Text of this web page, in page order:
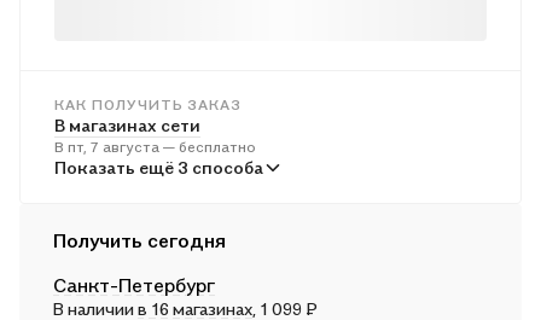
КАК ПОЛУЧИТЬ ЗАКАЗ
В магазинах сети
В пт, 7 августа — бесплатно
В пунктах выдачи
В сб, 8 августа — от 316 ₽
Почтой России
В вс, 9 августа — от 578 ₽
Показать ещё 3 способа
Получить сегодня
Санкт-Петербург
В наличиив 16 магазинах , 1 099 ₽